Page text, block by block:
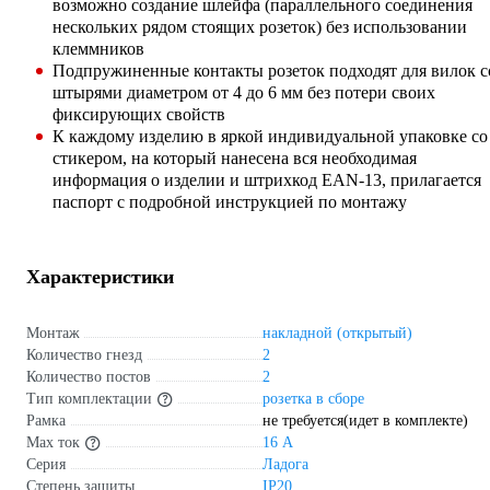
возможно создание шлейфа (параллельного соединения
нескольких рядом стоящих розеток) без использовании
клеммников
Подпружиненные контакты розеток подходят для вилок
штырями диаметром от 4 до 6 мм без потери своих
фиксирующих свойств
К каждому изделию в яркой индивидуальной упаковке со
стикером, на который нанесена вся необходимая
информация о изделии и штрихкод EAN-13, прилагается
паспорт с подробной инструкцией по монтажу
Характеристики
Монтаж
накладной (открытый)
Количество гнезд
2
Количество постов
2
Тип комплектации
розетка в сборе
Рамка
не требуется(идет в комплекте)
Max ток
16 А
Серия
Ладога
Степень защиты
IP20